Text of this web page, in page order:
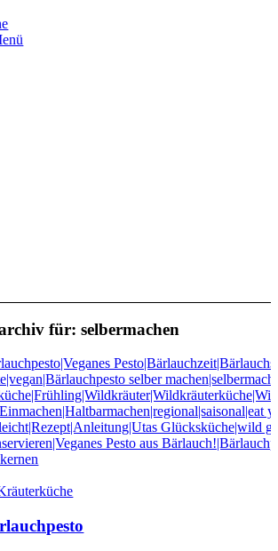
für:selbermachen